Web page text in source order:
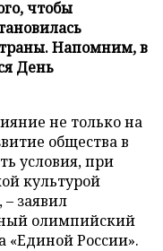
чтобы
Напомним, в
День
не только на
общества в
условия, при
культурой
– заявил
олимпийский
«Единой России».